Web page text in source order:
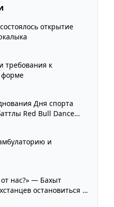
открытие
требования к
форме
Дня спорта
Red Bull Dance
и
нас?» — Бахыт
остановиться и